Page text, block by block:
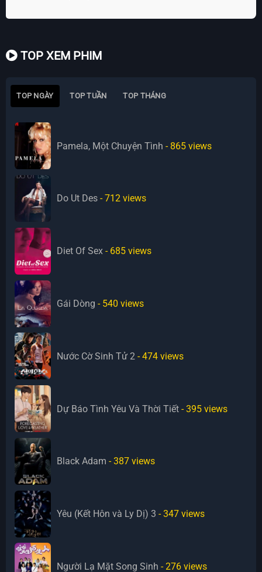
TOP XEM PHIM
TOP NGÀY TOP TUẦN TOP THÁNG
Pamela, Một Chuyện Tình - 865 views
Do Ut Des - 712 views
Diet Of Sex - 685 views
Gái Dòng - 540 views
Nước Cờ Sinh Tử 2 - 474 views
Dự Báo Tình Yêu Và Thời Tiết - 395 views
Black Adam - 387 views
Yêu (Kết Hôn và Ly Dị) 3 - 347 views
Người Lạ Mặt Song Sinh - 276 views